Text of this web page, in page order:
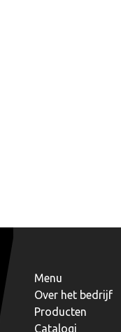
Menu
Over het bedrijf
Producten
Catalogi